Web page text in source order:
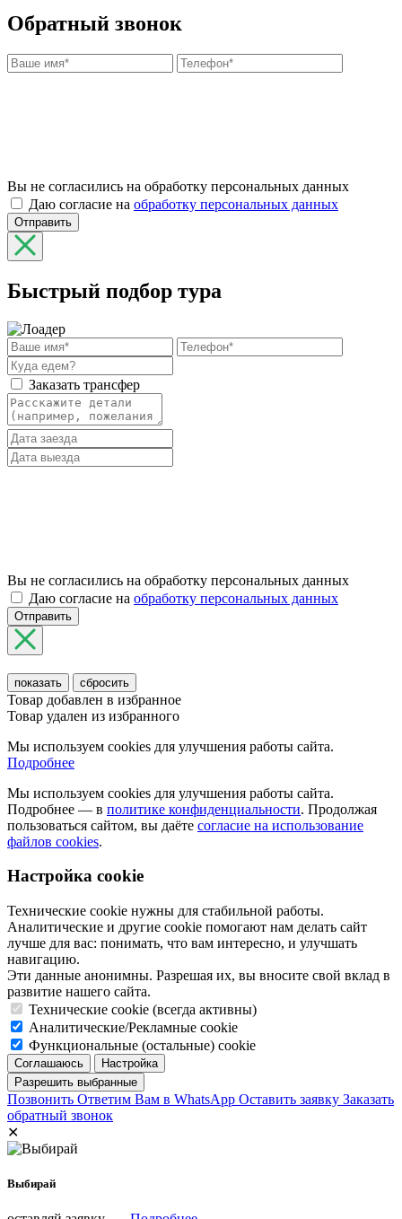
Обратный звонок
Вы не согласились на обработку персональных данных
Даю согласие на обработку персональных данных
Отправить
Быстрый подбор тура
Заказать трансфер
Вы не согласились на обработку персональных данных
Даю согласие на обработку персональных данных
Отправить
показать сбросить
Товар добавлен в избранное
Товар удален из избранного
Мы используем cookies для улучшения работы сайта.
Подробнее
Мы используем cookies для улучшения работы сайта.
Подробнее — в политике конфиденциальности. Продолжая
пользоваться сайтом, вы даёте согласие на использование
файлов cookies.
Настройка cookie
Технические cookie нужны для стабильной работы.
Аналитические и другие cookie помогают нам делать сайт
лучше для вас: понимать, что вам интересно, и улучшать
навигацию.
Эти данные анонимны. Разрешая их, вы вносите свой вклад в
развитие нашего сайта.
Технические cookie (всегда активны)
Аналитические/Рекламные cookie
Функциональные (остальные) cookie
Позвонить Ответим Вам в WhatsApp Оставить заявку Заказать
обратный звонок
✕
Выбирай